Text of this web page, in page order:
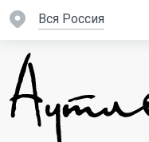
вся Россия